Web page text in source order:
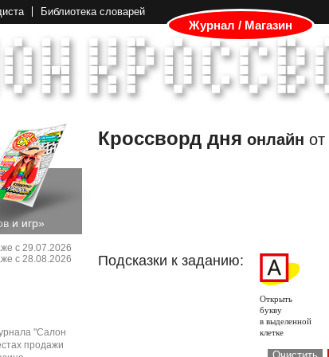
Библиотека словарей
Журнал / Магазин
и игр»
с 29.07.2026
с 28.08.2026
"Салон
продажи
Кроссворд дня онлайн от
Подсказки к заданию:
Открыть
букву
в выделенной
клетке